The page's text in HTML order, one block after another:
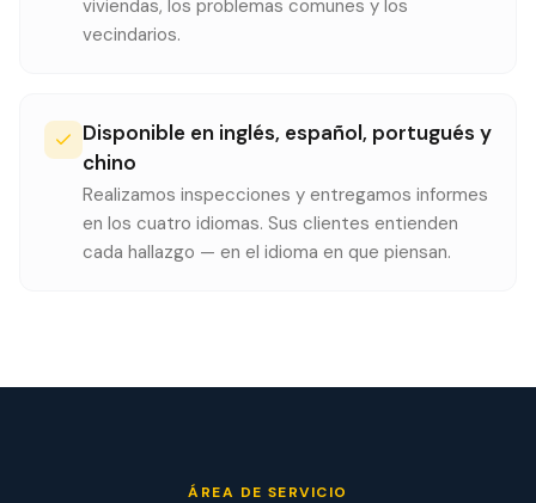
viviendas, los problemas comunes y los
vecindarios.
Disponible en inglés, español, portugués y
chino
Realizamos inspecciones y entregamos informes
en los cuatro idiomas. Sus clientes entienden
cada hallazgo — en el idioma en que piensan.
ÁREA DE SERVICIO